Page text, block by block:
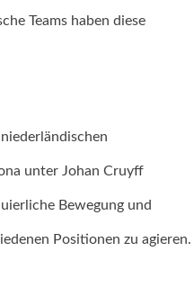
Teams haben diese
unter Johan Cruyff
Bewegung und
Positionen zu agieren.